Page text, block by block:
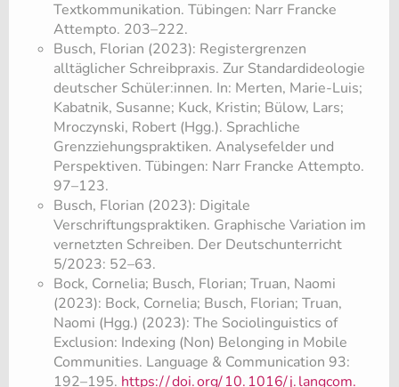
Textkommunikation. Tübingen: Narr Francke
Attempto. 203–222.
Busch, Florian (2023): Registergrenzen
alltäglicher Schreibpraxis. Zur Standardideologie
deutscher Schüler:innen. In: Merten, Marie-Luis;
Kabatnik, Susanne; Kuck, Kristin; Bülow, Lars;
Mroczynski, Robert (Hgg.). Sprachliche
Grenzziehungspraktiken. Analysefelder und
Perspektiven. Tübingen: Narr Francke Attempto.
97–123.
Busch, Florian (2023): Digitale
Verschriftungspraktiken. Graphische Variation im
vernetzten Schreiben. Der Deutschunterricht
5/2023: 52–63.
Bock, Cornelia; Busch, Florian; Truan, Naomi
(2023): Bock, Cornelia; Busch, Florian; Truan,
Naomi (Hgg.) (2023): The Sociolinguistics of
Exclusion: Indexing (Non) Belonging in Mobile
Communities. Language & Communication 93:
192–195. https://doi.org/10. 1016/j.langcom.